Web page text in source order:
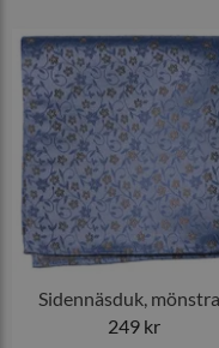
Sidennäsduk,
249 kr